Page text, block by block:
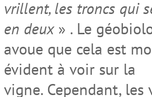
vrillent, les troncs qui
en deux» . Le
avoue que cela est
évident à voir sur la
vigne. Cependant, les